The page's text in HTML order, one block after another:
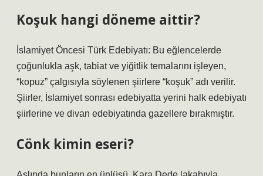
Koşuk hangi döneme aittir?
İslamiyet Öncesi Türk Edebiyatı: Bu eğlencelerde
çoğunlukla aşk, tabiat ve yiğitlik temalarını işleyen,
“kopuz” çalgısıyla söylenen şiirlere “koşuk” adı verilir.
Şiirler, İslamiyet sonrası edebiyatta yerini halk edebiyatı
şiirlerine ve divan edebiyatında gazellere bırakmıştır.
Cönk kimin eseri?